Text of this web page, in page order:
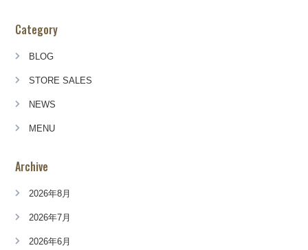
Category
BLOG
STORE SALES
NEWS
MENU
Archive
2026年8月
2026年7月
2026年6月